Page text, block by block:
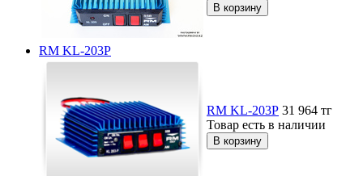
RM KL-203Р
RM KL-203Р 31 964 тг
Товар есть в наличии